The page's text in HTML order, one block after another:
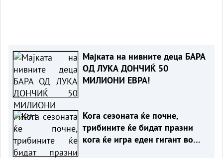
Мајката на нивните деца БАРА
ОД ЛУКА ДОНЧИЌ 50
МИЛИОНИ ЕВРА!
Кога сезоната ќе почне,
трибините ќе бидат празни
кога ќе игра еден гигант во